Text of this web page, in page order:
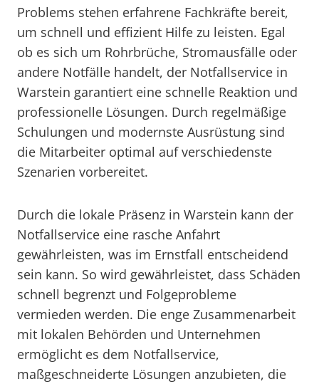
Problems stehen erfahrene Fachkräfte bereit,
um schnell und effizient Hilfe zu leisten. Egal
ob es sich um Rohrbrüche, Stromausfälle oder
andere Notfälle handelt, der Notfallservice in
Warstein garantiert eine schnelle Reaktion und
professionelle Lösungen. Durch regelmäßige
Schulungen und modernste Ausrüstung sind
die Mitarbeiter optimal auf verschiedenste
Szenarien vorbereitet.
Durch die lokale Präsenz in Warstein kann der
Notfallservice eine rasche Anfahrt
gewährleisten, was im Ernstfall entscheidend
sein kann. So wird gewährleistet, dass Schäden
schnell begrenzt und Folgeprobleme
vermieden werden. Die enge Zusammenarbeit
mit lokalen Behörden und Unternehmen
ermöglicht es dem Notfallservice,
maßgeschneiderte Lösungen anzubieten, die